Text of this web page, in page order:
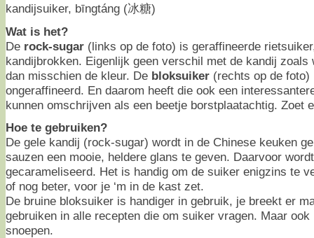
kandijsuiker, bīngtáng (冰糖)
Wat is het?
De rock-sugar (links op de foto) is geraffineerde
kandijbrokken. Eigenlijk geen verschil met de kandij zoals
dan misschien de kleur. De bloksuiker (rechts op de
ongeraffineerd. En daarom heeft die ook een
kunnen omschrijven als een beetje borstplaatachtig. Zoet
Hoe te gebruiken?
De gele kandij (rock-sugar) wordt in de Chinese keuken
sauzen een mooie, heldere glans te geven. Daarvoor
gecarameliseerd. Het is handig om de suiker enigzins te
of nog beter, voor je ‘m in de kast zet.
De bruine bloksuiker is handiger in gebruik, je breekt er
gebruiken in alle recepten die om suiker vragen. Maar
snoepen.